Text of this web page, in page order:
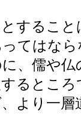
するこ
てはな
、儒や
るとこ
より一